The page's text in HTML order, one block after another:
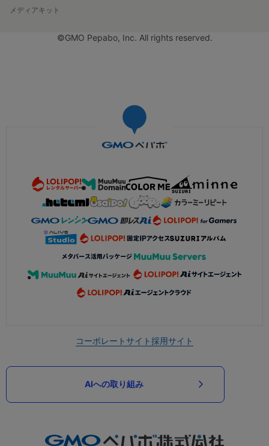
メディアキット
©GMO Pepabo, Inc. All rights reserved.
コーポレートサイト採用サイト
AIへの取り組み